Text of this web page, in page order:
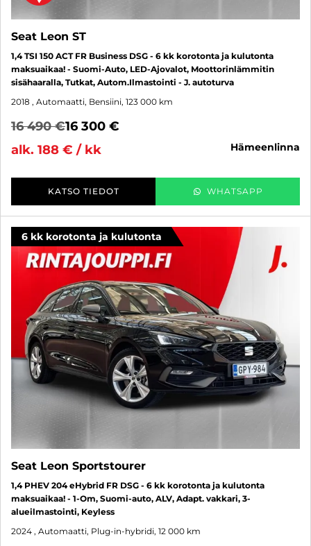
Seat Leon ST
1,4 TSI 150 ACT FR Business DSG - 6 kk korotonta ja kulutonta
maksuaikaa! - Suomi-Auto, LED-Ajovalot, Moottorinlämmitin
sisähaaralla, Tutkat, Autom.Ilmastointi - J. autoturva
2018 , Automaatti, Bensiini, 123 000 km
16 490 €16 300 €
alk. 188 € / kk
hämeenlinna
KATSO TIEDOT WHATSAPP
6 kk korotonta ja kulutonta
Seat Leon Sportstourer
1,4 PHEV 204 eHybrid FR DSG - 6 kk korotonta ja kulutonta
maksuaikaa! - 1-Om, Suomi-auto, ALV, Adapt. vakkari, 3-
alueilmastointi, Keyless
2024 , Automaatti, Plug-in-hybridi, 12 000 km